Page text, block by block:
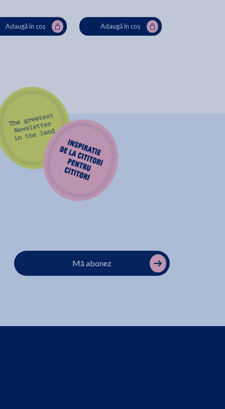
Adaugă în coș Adaugă în coș
Mă abonez